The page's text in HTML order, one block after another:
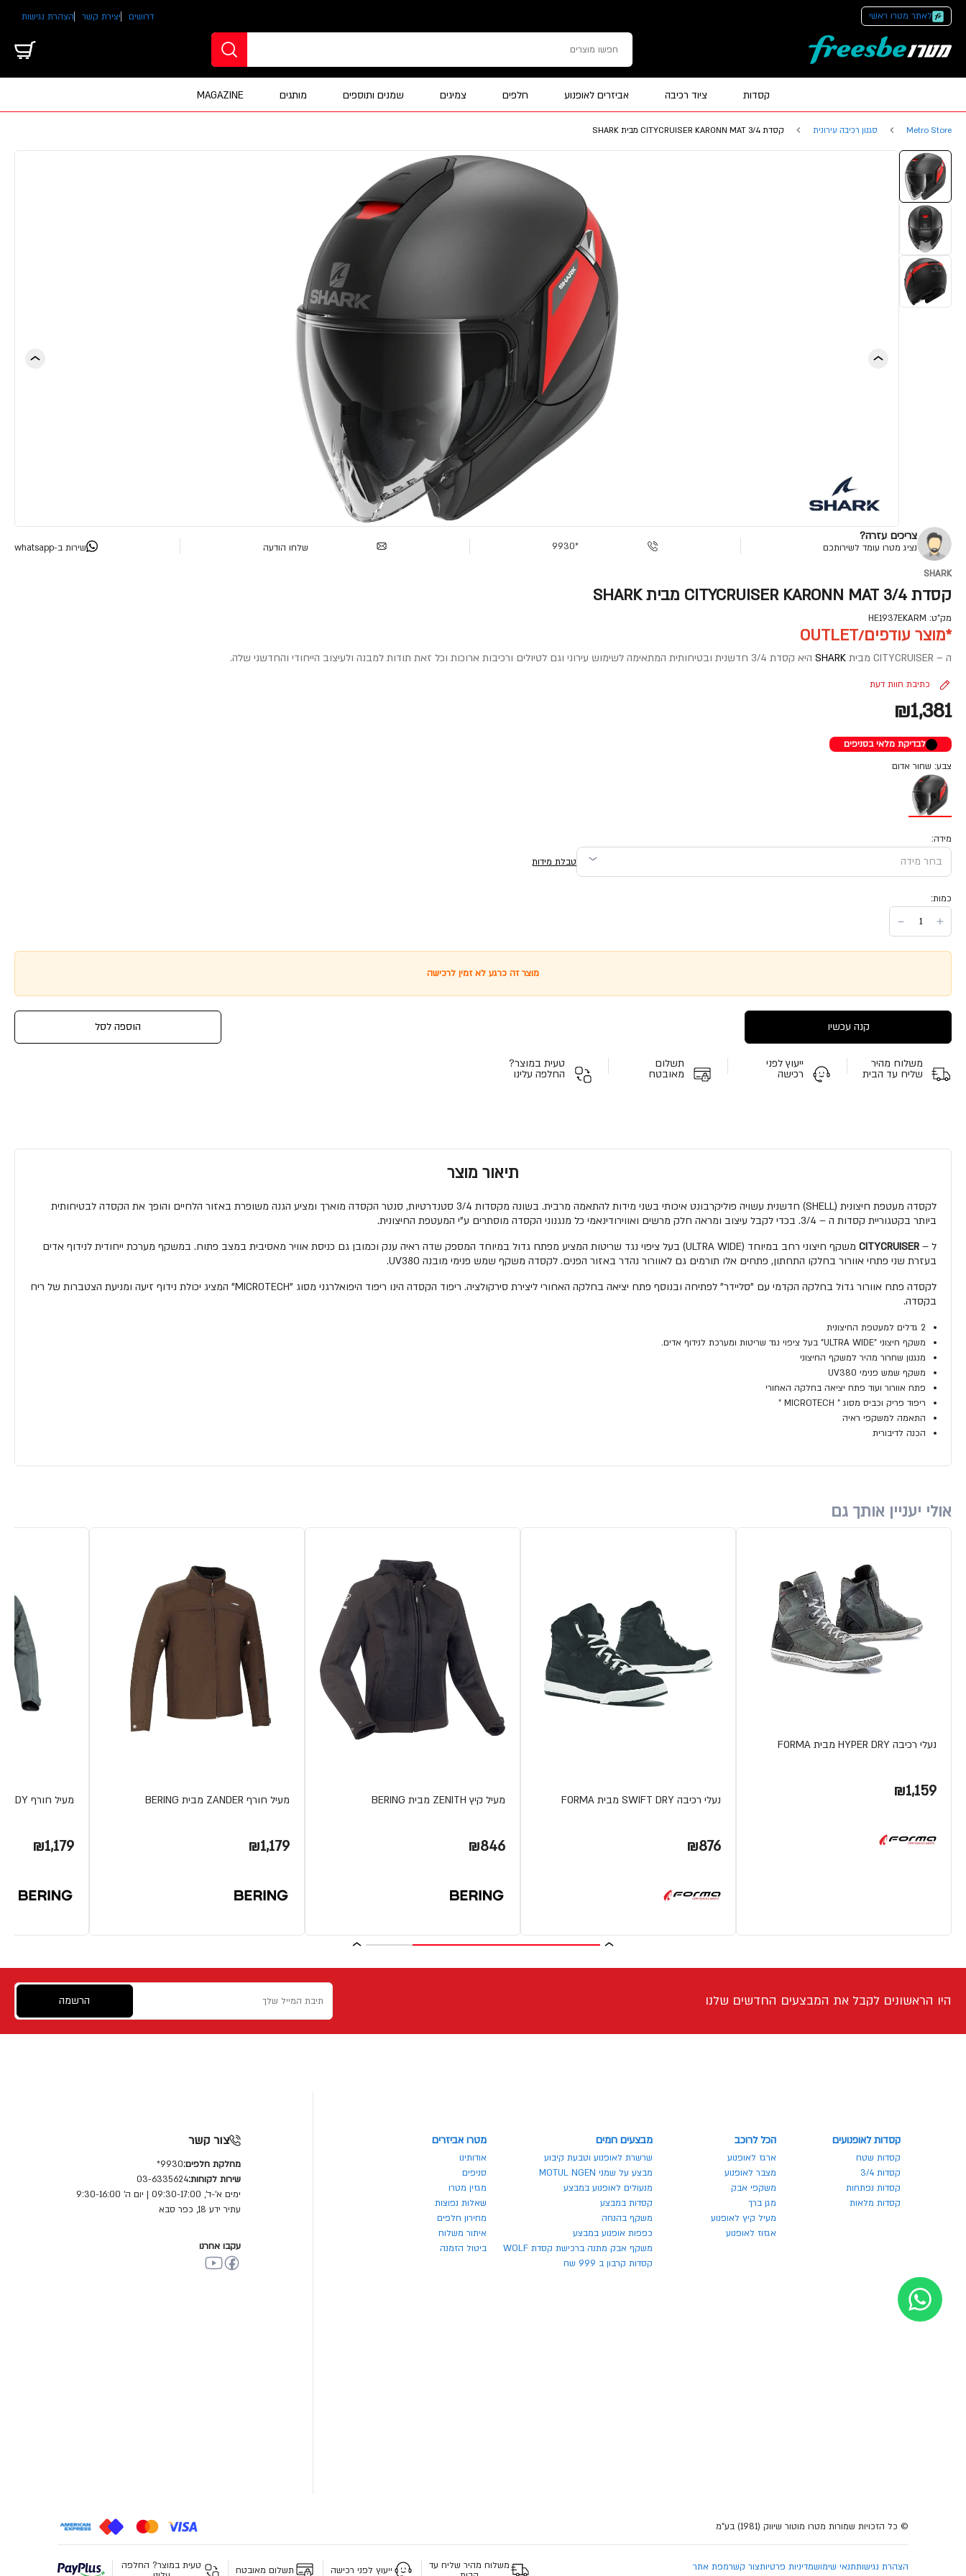
לאתר מטרו ראשי דרושים יצירת קשר הצהרת נגישות
קסדות ציוד רכיבה אביזרים לאופנוע חלפים צמיגים שמנים ותוספים מותגים MAGAZINE
Metro Store סגנון רכיבה עירונית קסדת 3/4 CITYCRUISER KARONN MAT מבית SHARK
צריכים עזרה?
נציג מטרו עומד לשירותכם *9930 שלחו הודעה שירות ב-whatsapp
SHARK
קסדת 3/4 CITYCRUISER KARONN MAT מבית SHARK
מק"ט: HE1937EKARM
*מוצר עודפים/OUTLET
ה – CITYCRUISER מבית SHARK היא קסדת 3/4 חדשנית ובטיחותית המתאימה לשימוש עירוני וגם לטיולים ורכיבות ארוכות וכל זאת תודות למבנה ולעיצוב הייחודי והחדשני שלה.
כתיבת חוות דעת
₪1,381
לבדיקת מלאי בסניפים
צבע: שחור אדום
מידה:
טבלת מידות
כמות:
מוצר זה כרגע לא זמין לרכישה
קנה עכשיו הוספה לסל
משלוח מהיר
שליח עד הבית
ייעוץ לפני
רכישה
תשלום
מאובטח
טעית במוצר?
החלפה עלינו
תיאור מוצר
לקסדה מעטפת חיצונית (SHELL) חדשנית עשויה פוליקרבונט איכותי בשני מידות להתאמה מרבית. בשונה מקסדות 3/4 סטנדרטיות, סנטר הקסדה מוארך ומציע הגנה משופרת באזור הלחיים והופך את הקסדה לבטיחותית
ביותר בקטגוריית קסדות ה – 3/4. בכדי לקבל עיצוב ומראה חלק מרשים ואווירודינאמי כל מנגנוני הקסדה מוסתרים ע"י המעטפת החיצונית.
ל – CITYCRUISER
משקף חיצוני רחב במיוחד (ULTRA WIDE) בעל ציפוי נגד שריטות המציע מפתח גדול במיוחד המספק שדה ראיה ענק וכמובן גם כניסת אוויר מאסיבית במצב פתוח. במשקף מערכת ייחודית לנידוף אדים
בעזרת שני פתחי אוורור בחלקו התחתון, פתחים אלו תורמים גם לאוורור נהדר באזור הפנים. לקסדה משקף שמש פנימי מובנה UV380.
לקסדה פתח אוורור גדול בחלקה הקדמי עם "סליידר" לפתיחה ובנוסף פתח יציאה בחלקה האחורי ליצירת סירקולציה. ריפוד הקסדה הינו ריפוד היפואלרגני מסוג "MICROTECH" המציג יכולת נידוף זיעה ומניעת הצטברות של ריח
בקסדה.
2 גדלים למעטפת החיצונית
משקף חיצוני "ULTRA WIDE" בעל ציפוי נגד שריטות ומערכת לנידוף אדים.
מנגנון שחרור מהיר למשקף החיצוני
משקף שמש פנימי UV380
פתח אוורור ועוד פתח יציאה בחלקה האחורי
ריפוד פריק וכביס מסוג " MICROTECH "
התאמה למשקפי ראיה
הכנה לדיבורית
אולי יעניין אותך גם
נעלי רכיבה HYPER DRY מבית FORMA
₪1,159 נעלי רכיבה SWIFT DRY מבית FORMA
₪876
מעיל קיץ ZENITH מבית BERING
₪846
מעיל חורף ZANDER מבית BERING
₪1,179
מעיל חורף ZANDER LADY מבית BERING
₪1,179
היו הראשונים לקבל את המבצעים החדשים שלנו הרשמה
קסדות לאופנועים
קסדות שטח
קסדות 3/4
קסדות נפתחות
קסדות מלאות
הכל לרוכב
ארגז לאופנוע
מצבר לאופנוע
משקפי אבק
מגן ברך
מעיל קיץ לאופנוע
אגזוז לאופנוע
מבצעים חמים
שרשרת לאופנוע וטבעת קיבוע
מבצע על שמני MOTUL NGEN
מנעולים לאופנוע במבצע
קסדות במבצע
משקף בהנחה
כפפות אופנוע במבצע
משקף אבק מתנה ברכישת קסדת WOLF
קסדות קרבון ב 999 שח
מטרו אביזרים
אודותינו
סניפים
מגזין מטרו
שאלות נפוצות
מחירון חלפים
איתור משלוח
ביטול הזמנה
צור קשר
מחלקת חלפים:9930*
שירות לקוחות:03-6335624
ימים א'-ד', 09:30-17:00 | יום ה' 9:30-16:00
עתיר ידע 18, כפר סבא
עקבו אחרנו
© כל הזכויות שמורות מטרו מוטור שיווק (1981) בע"מ
הצהרת נגישותתנאי שימושמדיניות פרטיותצור קשרמפת אתר
משלוח מהיר שליח עד
ייעוץ לפני רכישה תשלום מאובטח
טעית במוצר? החלפה